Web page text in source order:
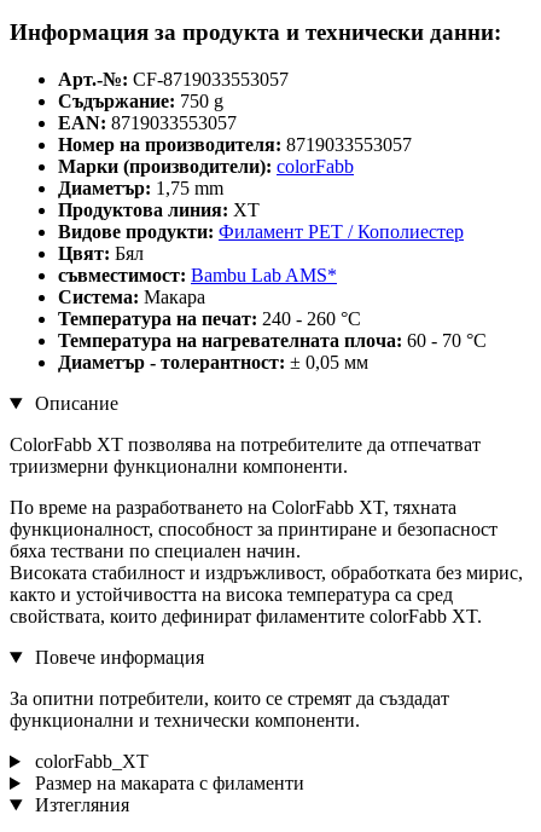
Информация за продукта и технически данни:
Арт.-№: CF-8719033553057
Съдържание: 750 g
EAN: 8719033553057
Номер на производителя: 8719033553057
Марки (производители): colorFabb
Диаметър: 1,75 mm
Продуктова линия: XT
Видове продукти: Филамент PET / Кополиестер
Цвят: Бял
съвместимост: Bambu Lab AMS*
Система: Макара
Температура на печат: 240 - 260 °C
Температура на нагревателната плоча: 60 - 70 °C
Диаметър - толерантност: ± 0,05 мм
Описание
ColorFabb XT позволява на потребителите да отпечатват
триизмерни функционални компоненти.
По време на разработването на ColorFabb XT, тяхната
функционалност, способност за принтиране и безопасност
бяха тествани по специален начин.
Високата стабилност и издръжливост, обработката без мирис,
както и устойчивостта на висока температура са сред
свойствата, които дефинират филаментите colorFabb XT.
Повече информация
За опитни потребители, които се стремят да създадат
функционални и технически компоненти.
colorFabb_XT
Размер на макарата с филаменти
Изтегляния